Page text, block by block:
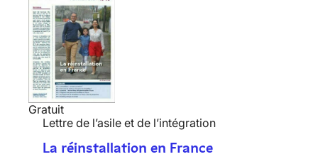
Gratuit
Lettre de l’asile et de l’intégration
La réinstallation en France